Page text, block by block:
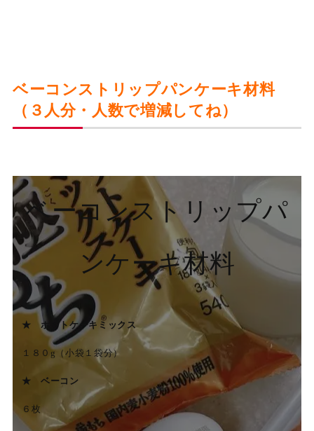
ベーコンストリップパンケーキ材料
（３人分・人数で増減してね）
ベーコンストリップパ
ンケーキ材料
★ ホットケーキミックス
１８０g（小袋１袋分）
★ ベーコン
６枚